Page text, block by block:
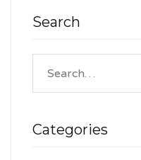
Search
Categories